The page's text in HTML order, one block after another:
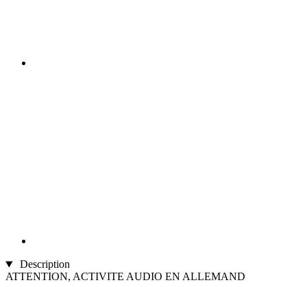
Description
ATTENTION, ACTIVITE AUDIO EN ALLEMAND